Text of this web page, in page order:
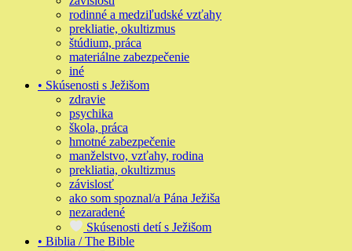
rodinné a medziľudské vzťahy
prekliatie, okultizmus
štúdium, práca
materiálne zabezpečenie
iné
• Skúsenosti s Ježišom
zdravie
psychika
škola, práca
hmotné zabezpečenie
manželstvo, vzťahy, rodina
prekliatia, okultizmus
závislosť
ako som spoznal/a Pána Ježiša
nezaradené
Skúsenosti detí s Ježišom
• Biblia / The Bible